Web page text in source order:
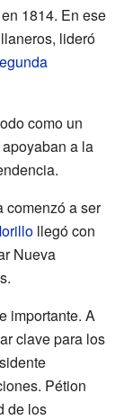
1814. En ese
lideró
como un
a la
comenzó a ser
llegó con
Nueva
importante. A
clave para los
Pétion
de los